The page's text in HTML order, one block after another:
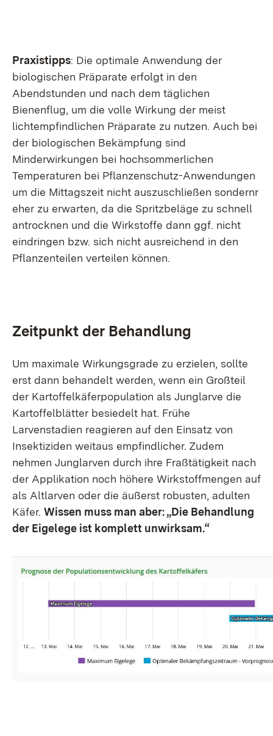
Praxistipps: Die optimale Anwendung der
biologischen Präparate erfolgt in den
Abendstunden und nach dem täglichen
Bienenflug, um die volle Wirkung der meist
lichtempfindlichen Präparate zu nutzen. Auch bei
der biologischen Bekämpfung sind
Minderwirkungen bei hochsommerlichen
Temperaturen bei Pflanzenschutz-Anwendungen
um die Mittagszeit nicht auszuschließen sondernr
eher zu erwarten, da die Spritzbeläge zu schnell
antrocknen und die Wirkstoffe dann ggf. nicht
eindringen bzw. sich nicht ausreichend in den
Pflanzenteilen verteilen können.
Zeitpunkt der Behandlung
Um maximale Wirkungsgrade zu erzielen, sollte
erst dann behandelt werden, wenn ein Großteil
der Kartoffelkäferpopulation als Junglarve die
Kartoffelblätter besiedelt hat. Frühe
Larvenstadien reagieren auf den Einsatz von
Insektiziden weitaus empfindlicher. Zudem
nehmen Junglarven durch ihre Fraßtätigkeit nach
der Applikation noch höhere Wirkstoffmengen auf
als Altlarven oder die äußerst robusten, adulten
Käfer. Wissen muss man aber: „Die Behandlung
der Eigelege ist komplett unwirksam.“